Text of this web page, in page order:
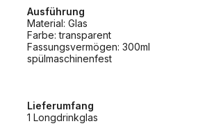
Ausführung
Material: Glas
Farbe: transparent
Fassungsvermögen: 300ml
spülmaschinenfest
Lieferumfang
1 Longdrinkglas